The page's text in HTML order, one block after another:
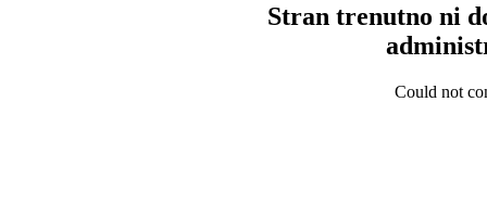
Stran trenutno ni
Could not